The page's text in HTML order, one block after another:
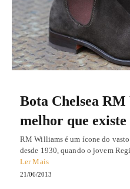
Bota Chelsea
melhor que existe
RM Williams é um ícone do
desde 1930, quando o jovem
Ler Mais
21/06/2013